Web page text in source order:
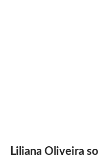
Liliana Oliveira